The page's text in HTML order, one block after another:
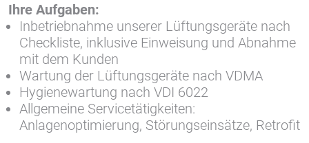
Ihre Aufgaben:
Inbetriebnahme unserer Lüftungsgeräte nach
Checkliste, inklusive Einweisung und Abnahme
mit dem Kunden
Wartung der Lüftungsgeräte nach VDMA
Hygienewartung nach VDI 6022
Allgemeine Servicetätigkeiten:
Anlagenoptimierung, Störungseinsätze, Retrofit